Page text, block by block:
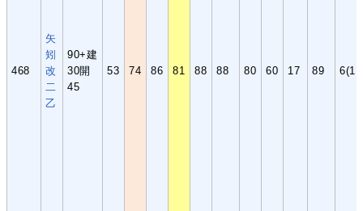
468
矢
矧
改
二
乙
90+建
30開
45
53 74 86 81 88 88 80 60 17 89